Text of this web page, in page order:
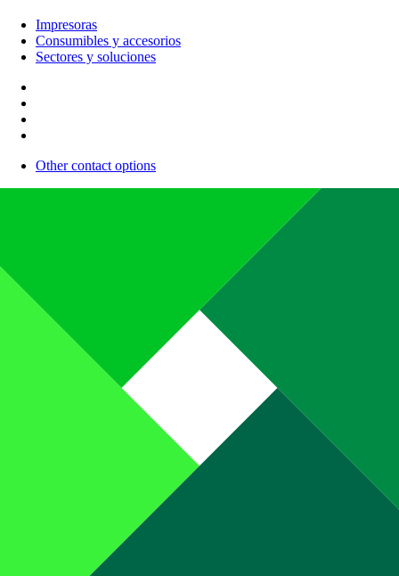
Impresoras
Consumibles y accesorios
Sectores y soluciones
Other contact options